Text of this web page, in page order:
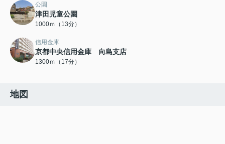
公園
津田児童公園
1000ｍ（13分）
信用金庫
京都中央信用金庫 向島支店
1300ｍ（17分）
地図